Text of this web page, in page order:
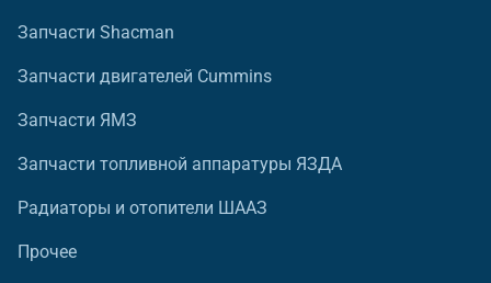
Запчасти Shacman
Запчасти двигателей Cummins
Запчасти ЯМЗ
Запчасти топливной аппаратуры ЯЗДА
Радиаторы и отопители ШААЗ
Прочее